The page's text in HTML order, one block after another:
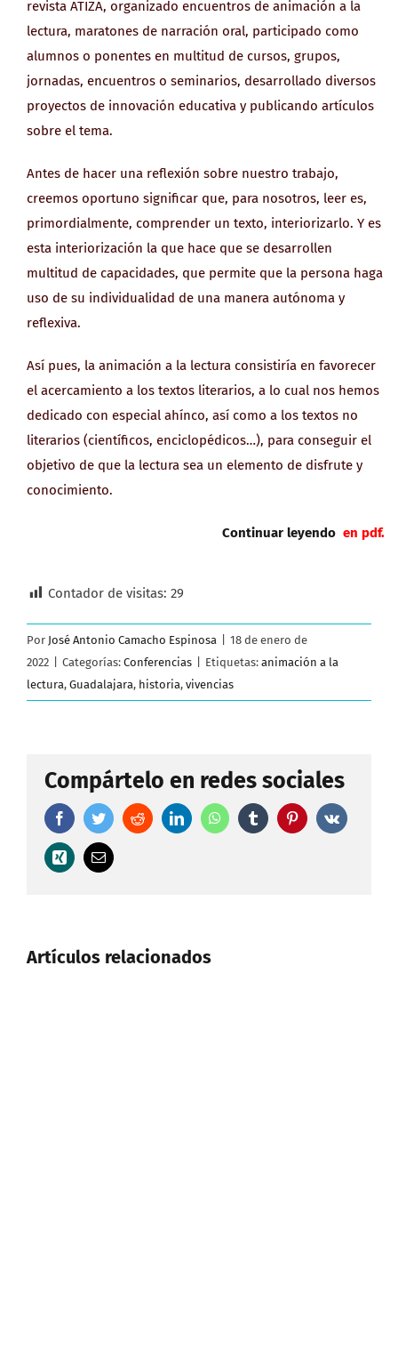
revista ATIZA, organizado encuentros de animación a la
lectura, maratones de narración oral, participado como
alumnos o ponentes en multitud de cursos, grupos,
jornadas, encuentros o seminarios, desarrollado diversos
proyectos de innovación educativa y publicando artículos
sobre el tema.
Antes de hacer una reflexión sobre nuestro trabajo,
creemos oportuno significar que, para nosotros, leer es,
primordialmente, comprender un texto, interiorizarlo. Y es
esta interiorización la que hace que se desarrollen
multitud de capacidades, que permite que la persona haga
uso de su individualidad de una manera autónoma y
reflexiva.
Así pues, la animación a la lectura consistiría en favorecer
el acercamiento a los textos literarios, a lo cual nos hemos
dedicado con especial ahínco, así como a los textos no
literarios (científicos, enciclopédicos…), para conseguir el
objetivo de que la lectura sea un elemento de disfrute y
conocimiento.
Continuar leyendo en pdf.
Contador de visitas: 29
Por José Antonio Camacho Espinosa
18 de enero de
2022
Categorías: Conferencias Etiquetas: animación a la
lectura, Guadalajara, historia, vivencias
Compártelo en redes sociales
FacebookTwitterRedditLinkedInWhatsAppTumblr Pinterest
Vk
Xing
Correo
electrónico
Artículos relacionados